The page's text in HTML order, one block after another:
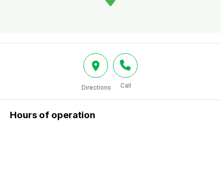
Directions Call
Hours of operation